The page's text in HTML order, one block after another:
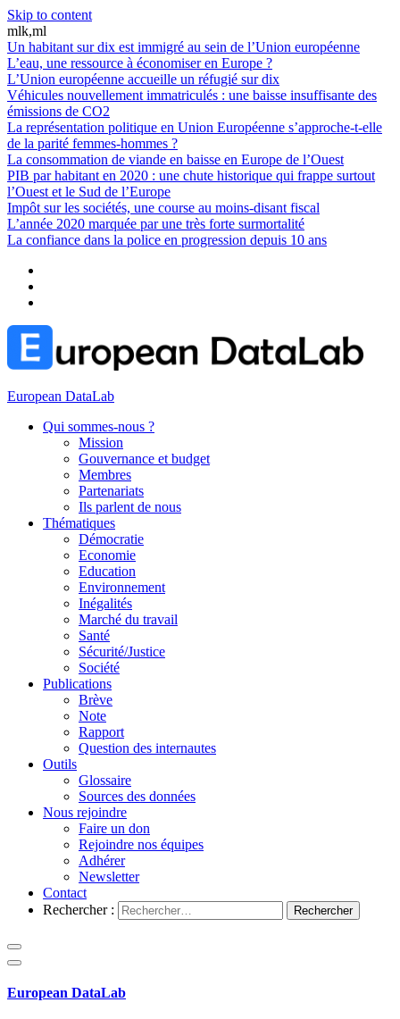
Skip to content
mlk,ml
Un habitant sur dix est immigré au sein de l’Union européenne
L’eau, une ressource à économiser en Europe ?
L’Union européenne accueille un réfugié sur dix
Véhicules nouvellement immatriculés : une baisse insuffisante des
émissions de CO2
La représentation politique en Union Européenne s’approche-t-elle
de la parité femmes-hommes ?
La consommation de viande en baisse en Europe de l’Ouest
PIB par habitant en 2020 : une chute historique qui frappe surtout
l’Ouest et le Sud de l’Europe
Impôt sur les sociétés, une course au moins-disant fiscal
L’année 2020 marquée par une très forte surmortalité
La confiance dans la police en progression depuis 10 ans
European DataLab
Qui sommes-nous ?
Mission
Gouvernance et budget
Membres
Partenariats
Ils parlent de nous
Thématiques
Démocratie
Economie
Education
Environnement
Inégalités
Marché du travail
Santé
Sécurité/Justice
Société
Publications
Brève
Note
Rapport
Question des internautes
Outils
Glossaire
Sources des données
Nous rejoindre
Faire un don
Rejoindre nos équipes
Adhérer
Newsletter
Contact
Rechercher :
European DataLab